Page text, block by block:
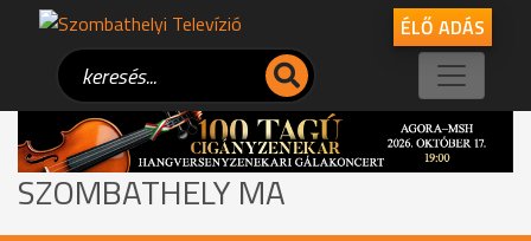
ÉLŐ ADÁS
SZOMBATHELY MA